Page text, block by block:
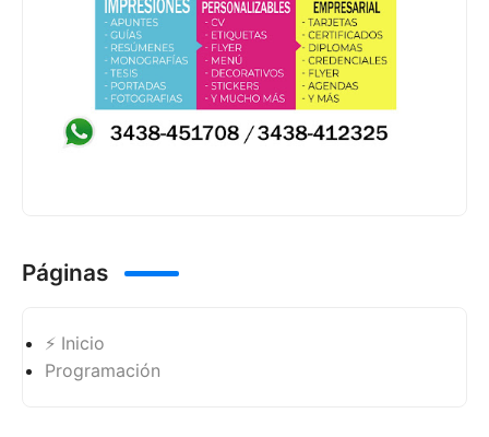
Páginas
⚡ Inicio
Programación